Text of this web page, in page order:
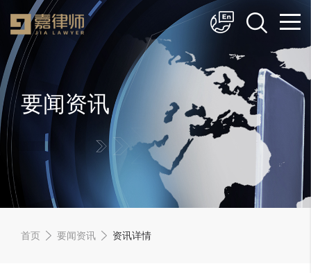
简体中文
English
要闻资讯
首页 要闻资讯 资讯详情